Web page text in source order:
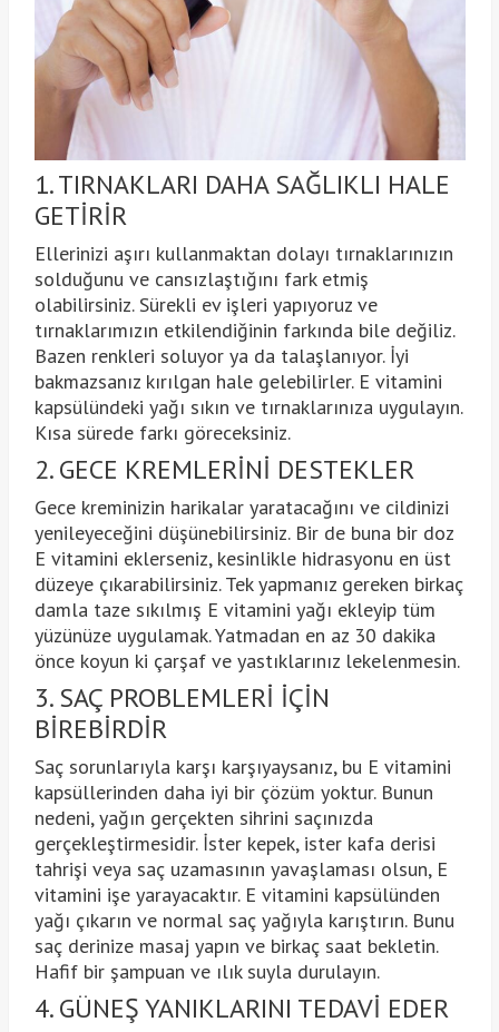
1. TIRNAKLARI DAHA SAĞLIKLI HALE
GETİRİR
Ellerinizi aşırı kullanmaktan dolayı tırnaklarınızın
solduğunu ve cansızlaştığını fark etmiş
olabilirsiniz. Sürekli ev işleri yapıyoruz ve
tırnaklarımızın etkilendiğinin farkında bile değiliz.
Bazen renkleri soluyor ya da talaşlanıyor. İyi
bakmazsanız kırılgan hale gelebilirler. E vitamini
kapsülündeki yağı sıkın ve tırnaklarınıza uygulayın.
Kısa sürede farkı göreceksiniz.
2. GECE KREMLERİNİ DESTEKLER
Gece kreminizin harikalar yaratacağını ve cildinizi
yenileyeceğini düşünebilirsiniz. Bir de buna bir doz
E vitamini eklerseniz, kesinlikle hidrasyonu en üst
düzeye çıkarabilirsiniz. Tek yapmanız gereken birkaç
damla taze sıkılmış E vitamini yağı ekleyip tüm
yüzünüze uygulamak. Yatmadan en az 30 dakika
önce koyun ki çarşaf ve yastıklarınız lekelenmesin.
3. SAÇ PROBLEMLERİ İÇİN
BİREBİRDİR
Saç sorunlarıyla karşı karşıyaysanız, bu E vitamini
kapsüllerinden daha iyi bir çözüm yoktur. Bunun
nedeni, yağın gerçekten sihrini saçınızda
gerçekleştirmesidir. İster kepek, ister kafa derisi
tahrişi veya saç uzamasının yavaşlaması olsun, E
vitamini işe yarayacaktır. E vitamini kapsülünden
yağı çıkarın ve normal saç yağıyla karıştırın. Bunu
saç derinize masaj yapın ve birkaç saat bekletin.
Hafif bir şampuan ve ılık suyla durulayın.
4. GÜNEŞ YANIKLARINI TEDAVİ EDER